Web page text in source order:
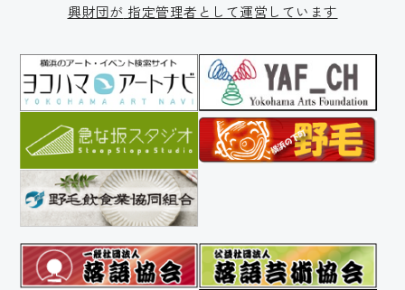
興財団が 指定管理者として運営しています